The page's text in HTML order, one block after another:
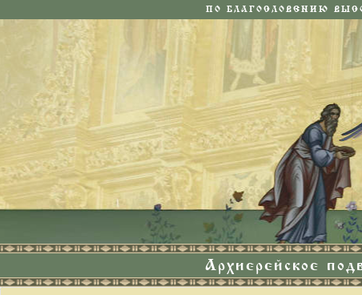
ПО БЛАГОСЛОВЕНИЮ
Архиерейское